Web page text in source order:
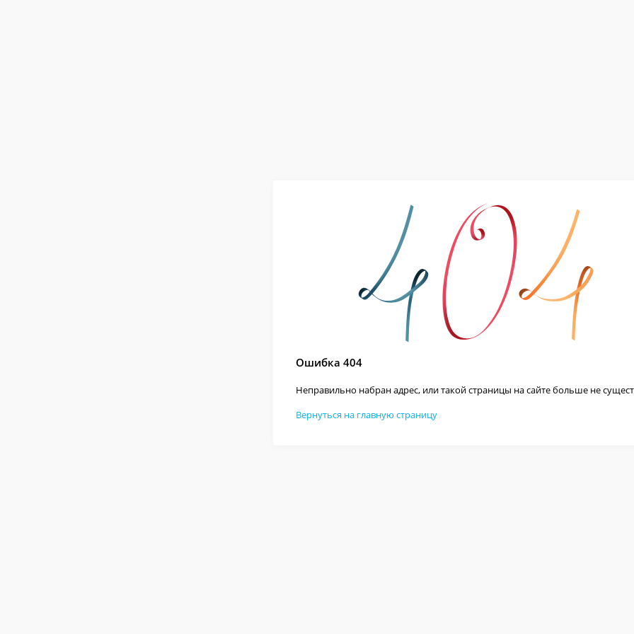
Ошибка 404
Неправильно набран адрес, или такой страницы на сайте больше не
Вернуться на главную страницу